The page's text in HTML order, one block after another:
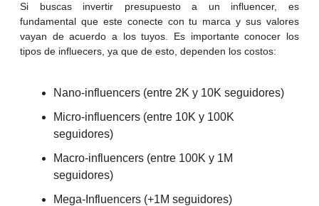
Si buscas invertir presupuesto a un influencer, es
fundamental que este conecte con tu marca y sus valores
vayan de acuerdo a los tuyos. Es importante conocer los
tipos de influecers, ya que de esto, dependen los costos:
Nano-influencers (entre 2K y 10K seguidores)
Micro-influencers (entre 10K y 100K
seguidores)
Macro-influencers (entre 100K y 1M
seguidores)
Mega-Influencers (+1M seguidores)